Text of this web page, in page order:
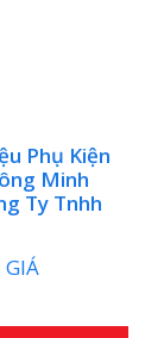
Phụ Kiện
Minh
Ty Tnhh